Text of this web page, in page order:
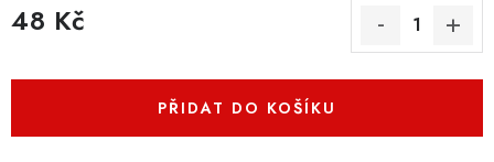
48 Kč
PŘIDAT DO KOŠÍKU